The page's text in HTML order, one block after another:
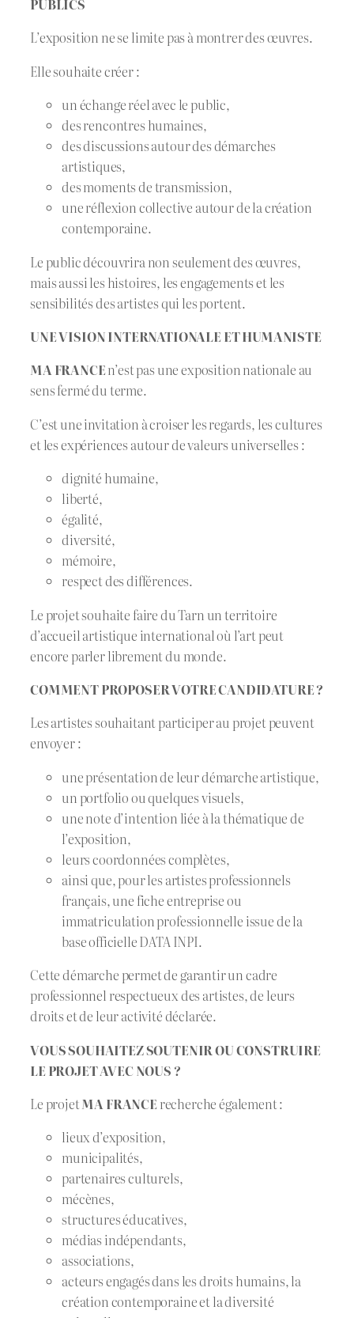
PUBLICS
L’exposition ne se limite pas à montrer des œuvres.
Elle souhaite créer :
un échange réel avec le public,
des rencontres humaines,
des discussions autour des démarches
artistiques,
des moments de transmission,
une réflexion collective autour de la création
contemporaine.
Le public découvrira non seulement des œuvres,
mais aussi les histoires, les engagements et les
sensibilités des artistes qui les portent.
UNE VISION INTERNATIONALE ET HUMANISTE
MA FRANCEn’est pas une exposition nationale au
sens fermé du terme.
C’est une invitation à croiser les regards, les cultures
et les expériences autour de valeurs universelles :
dignité humaine,
liberté,
égalité,
diversité,
mémoire,
respect des différences.
Le projet souhaite faire du Tarn un territoire
d’accueil artistique international où l’art peut
encore parler librement du monde.
COMMENT PROPOSER VOTRE CANDIDATURE ?
Les artistes souhaitant participer au projet peuvent
envoyer :
une présentation de leur démarche artistique,
un portfolio ou quelques visuels,
une note d’intention liée à la thématique de
l’exposition,
leurs coordonnées complètes,
ainsi que, pour les artistes professionnels
français, une fiche entreprise ou
immatriculation professionnelle issue de la
base officielle DATA INPI.
Cette démarche permet de garantir un cadre
professionnel respectueux des artistes, de leurs
droits et de leur activité déclarée.
VOUS SOUHAITEZ SOUTENIR OU CONSTRUIRE
LE PROJET AVEC NOUS ?
Le projetMA FRANCErecherche également :
lieux d’exposition,
municipalités,
partenaires culturels,
mécènes,
structures éducatives,
médias indépendants,
associations,
acteurs engagés dans les droits humains, la
création contemporaine et la diversité